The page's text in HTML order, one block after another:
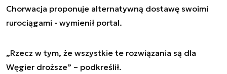
Chorwacja proponuje alternatywną dostawę swoimi
rurociągami - wymienił portal.
„Rzecz w tym, że wszystkie te rozwiązania są dla
Węgier droższe” – podkreślił.